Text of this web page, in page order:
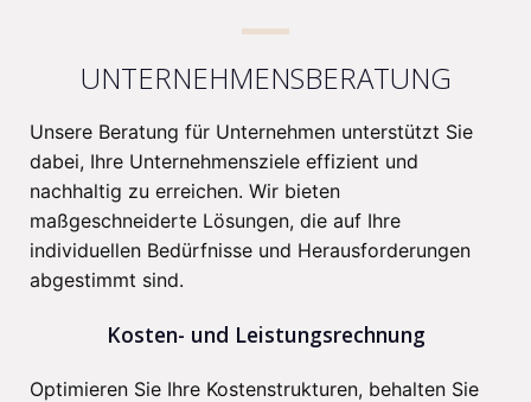
UNTERNEHMENSBERATUNG
Unsere Beratung für Unternehmen unterstützt Sie
dabei, Ihre Unternehmensziele effizient und
nachhaltig zu erreichen. Wir bieten
maßgeschneiderte Lösungen, die auf Ihre
individuellen Bedürfnisse und Herausforderungen
abgestimmt sind.
Kosten- und Leistungsrechnung
Optimieren Sie Ihre Kostenstrukturen, behalten Sie